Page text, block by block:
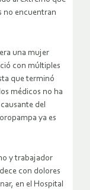
no encuentran
una mujer
con múltiples
que terminó
médicos no ha
del
ya es
y trabajador
con dolores
en el Hospital